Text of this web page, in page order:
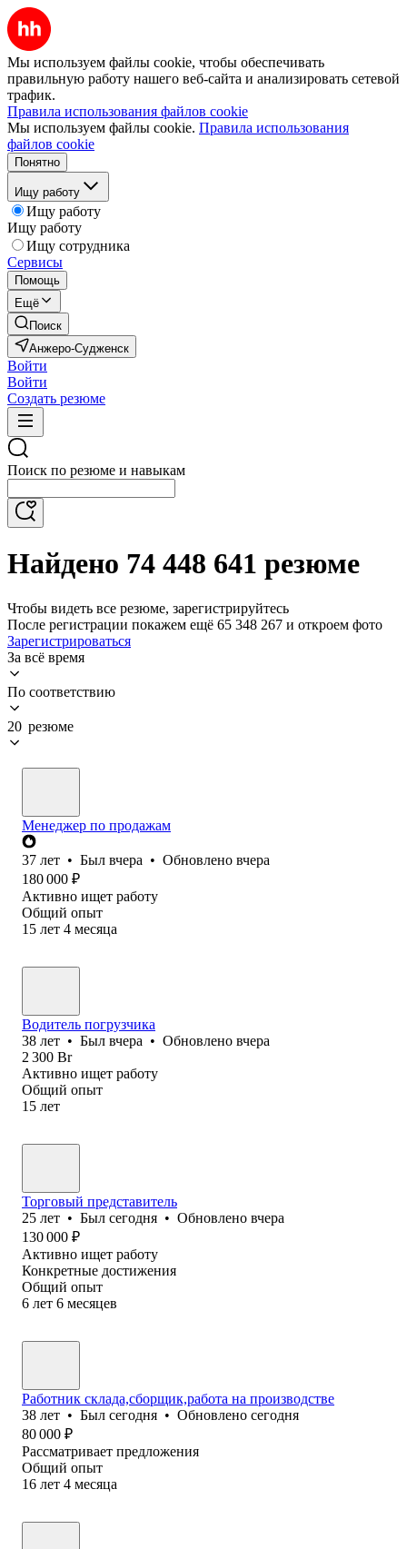
Мы используем файлы cookie, чтобы обеспечивать
правильную работу нашего веб-сайта и анализировать сетевой
трафик.
Правила использования файлов cookie
Мы используем файлы cookie. Правила использования
файлов cookie
Понятно
Ищу работу
Ищу работу
Ищу работу
Ищу сотрудника
Сервисы
Помощь
Ещё
Поиск
Анжеро-Судженск
Войти
Войти
Создать резюме
Поиск по резюме и навыкам
Найдено 74 448 641 резюме
Чтобы видеть все резюме, зарегистрируйтесь
После регистрации покажем ещё 65 348 267 и откроем фото
Зарегистрироваться
За всё время
По соответствию
20 резюме
Менеджер по продажам
37 лет • Был вчера • Обновлено вчера
180 000 ₽
Активно ищет работу
Общий опыт
15 лет 4 месяца
Водитель погрузчика
38 лет • Был вчера • Обновлено вчера
2 300 Br
Активно ищет работу
Общий опыт
15 лет
Торговый представитель
25 лет • Был сегодня • Обновлено вчера
130 000 ₽
Активно ищет работу
Конкретные достижения
Общий опыт
6 лет 6 месяцев
Работник склада,сборщик,работа на производстве
38 лет • Был сегодня • Обновлено сегодня
80 000 ₽
Рассматривает предложения
Общий опыт
16 лет 4 месяца